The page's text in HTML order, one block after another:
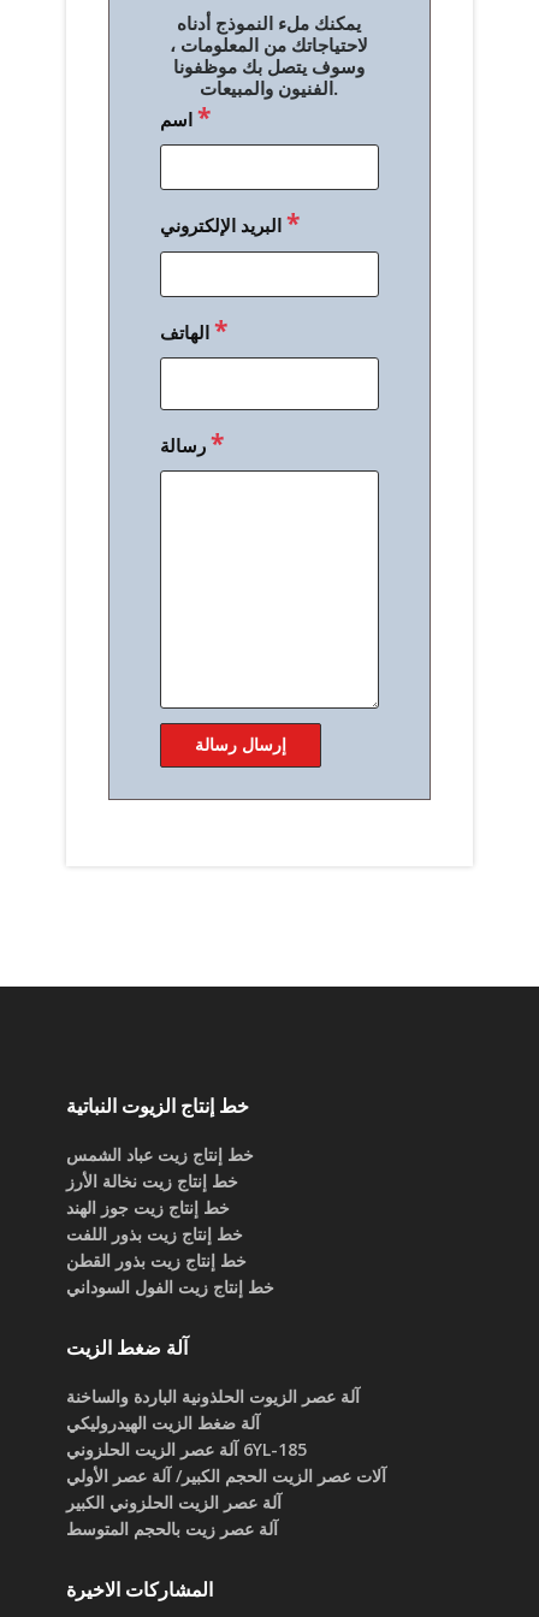
يمكنك ملء النموذج أدناه
لاحتياجاتك من المعلومات ،
وسوف يتصل بك موظفونا
الفنيون والمبيعات.
اسم*
البريد الإلكتروني*
الهاتف*
رسالة*
خط إنتاج الزيوت النباتية
خط إنتاج زيت عباد الشمس
خط إنتاج زيت نخالة الأرز
خط إنتاج زيت جوز الهند
خط إنتاج زيت بذور اللفت
خط إنتاج زيت بذور القطن
خط إنتاج زيت الفول السوداني
آلة ضغط الزيت
آلة عصر الزيوت الحلذونية الباردة والساخنة
آلة ضغط الزيت الهيدروليكي
6YL-185 آلة عصر الزيت الحلزوني
آلات عصر الزيت الحجم الكبير/ آلة عصر الأولي
آلة عصر الزيت الحلزوني الكبير
آلة عصر زيت بالحجم المتوسط
المشاركات الاخيرة